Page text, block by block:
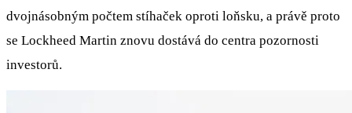
dvojnásobným počtem stíhaček oproti loňsku, a právě proto
se Lockheed Martin znovu dostává do centra pozornosti
investorů.